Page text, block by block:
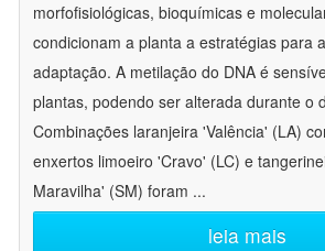
morfofisiológicas, bioquímicas e
condicionam a planta a estratégias para
adaptação. A metilação do DNA é
plantas, podendo ser alterada durante o
Combinações laranjeira 'Valência' (LA)
enxertos limoeiro 'Cravo' (LC) e
Maravilha' (SM) foram ...
leia mais